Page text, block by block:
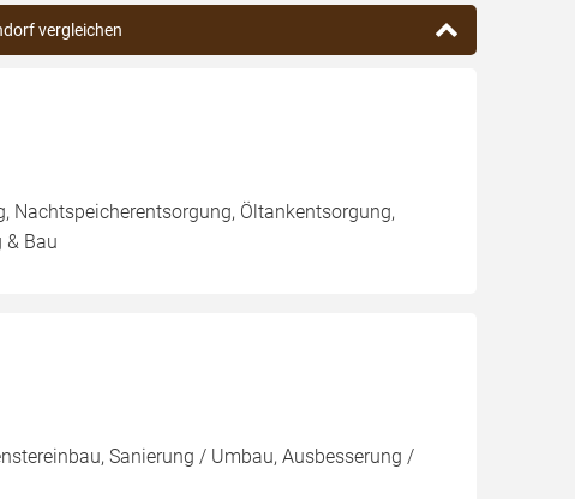
vergleichen
Nachtspeicherentsorgung, Öltankentsorgung,
& Bau
Sanierung / Umbau, Ausbesserung /